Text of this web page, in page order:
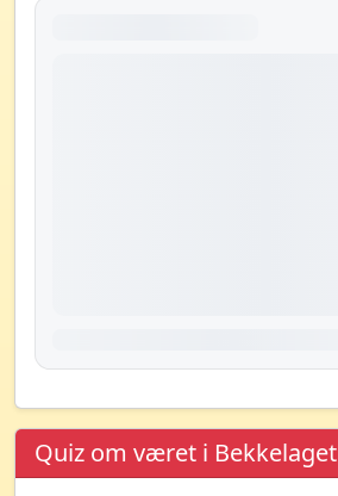
Quiz om været i Bekkelaget